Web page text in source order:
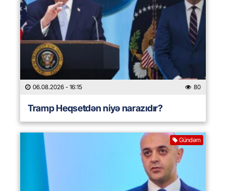
06.08.2026 - 16:15 80
Tramp Heqsetdən niyə narazıdır?
Gündəm